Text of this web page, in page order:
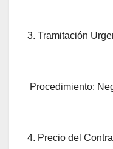
3. Tramitación
Procedimiento:
4. Precio del